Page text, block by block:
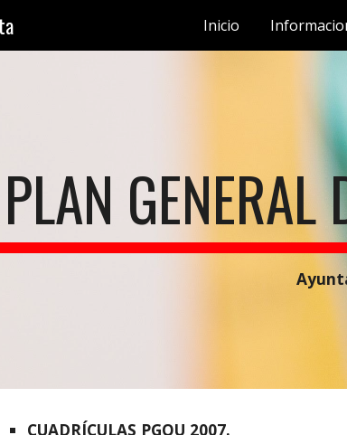
Skip to main content
Inicio
PLAN
CUADRÍCULAS PGOU 2007.